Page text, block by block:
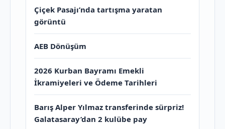
Çiçek Pasajı’nda tartışma yaratan
görüntü
AEB Dönüşüm
2026 Kurban Bayramı Emekli
İkramiyeleri ve Ödeme Tarihleri
Barış Alper Yılmaz transferinde sürpriz!
Galatasaray’dan 2 kulübe pay